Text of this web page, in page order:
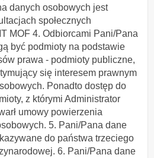
danych osobowych jest
społecznych
MOF 4. Odbiorcami Pani/Pana
być podmioty na podstawie
prawa - podmioty publiczne,
się interesem prawnym
Ponadto dostęp do
z którymi Administrator
umowy powierzenia
5. Pani/Pana dane
do państwa trzeciego
6. Pani/Pana dane